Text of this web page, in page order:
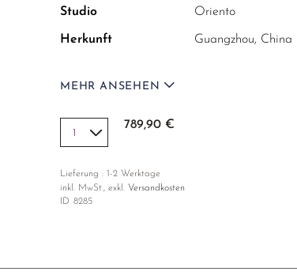
Studio Oriento
Herkunft Guangzhou, China
Maße
Verpackung
Jedes Stück ist handgefertigtes
MEHR ANSEHEN
789,90 €
Lieferung : 1-2 Werktage
inkl. MwSt., exkl. Versandkosten
ID 8285